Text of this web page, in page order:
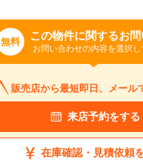
無料 この物件に関するお
お問い合わせの内容を選択
販売店から最短即日、メール
来店予約をする
在庫確認・見積依頼